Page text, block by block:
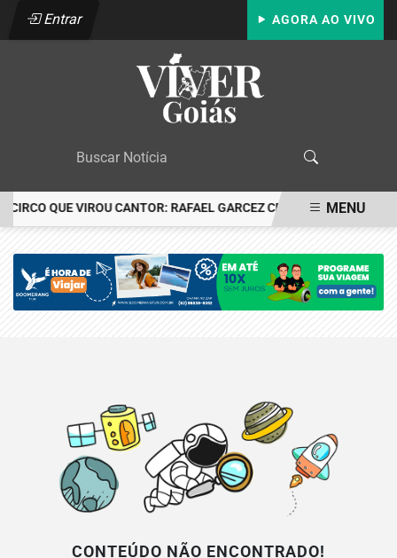
Entrar AGORA AO VIVO
CIRCO QUE VIROU CANTOR: RAFAEL GARCEZ CELEBRA 24 ANOS
MENU
CONTEÚDO NÃO ENCONTRADO!